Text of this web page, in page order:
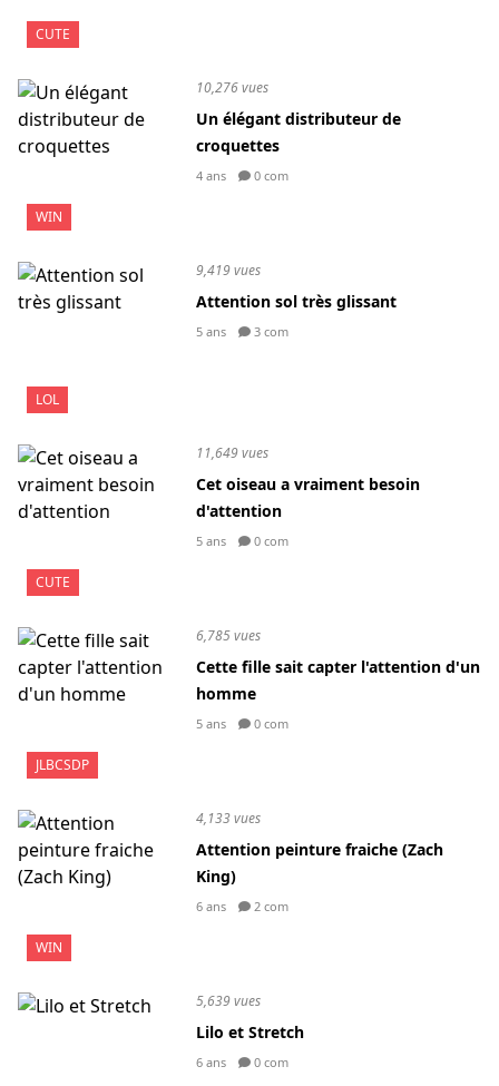
CUTE
WIN
10,276 vues
Un élégant distributeur de
croquettes
4 ans 0 com
LOL
9,419 vues
Attention sol très glissant
5 ans 3 com
CUTE
11,649 vues
Cet oiseau a vraiment besoin
d'attention
5 ans 0 com
JLBCSDP
6,785 vues
Cette fille sait capter l'attention d'un
homme
5 ans 0 com
WIN
4,133 vues
Attention peinture fraiche (Zach
King)
6 ans 2 com
5,639 vues
Lilo et Stretch
6 ans 0 com